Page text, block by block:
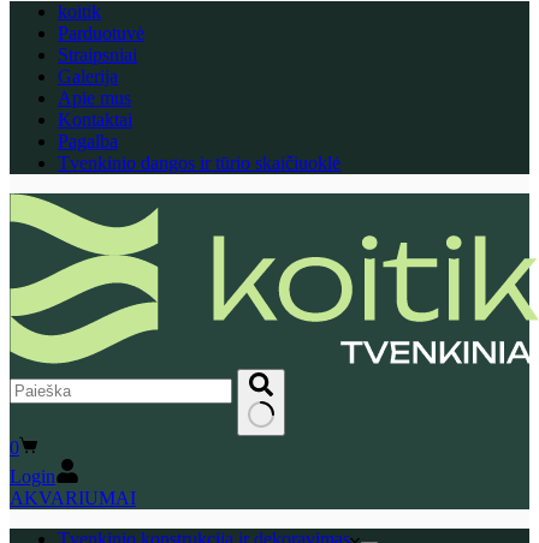
koitik
Parduotuvė
Straipsniai
Galerija
Apie mus
Kontaktai
Pagalba
Tvenkinio dangos ir tūrio skaičiuoklė
No
results
Shopping
cart
0
Login
AKVARIUMAI
Tvenkinio konstrukcija ir dekoravimas